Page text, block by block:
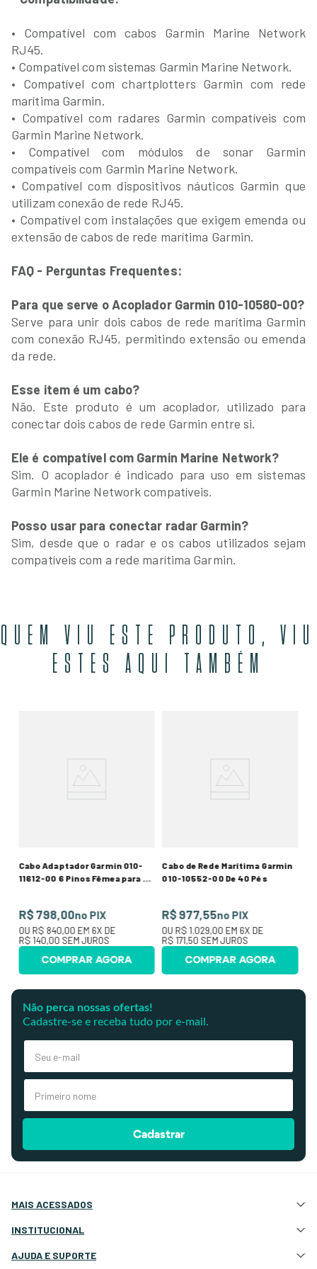
• Compatível com cabos Garmin Marine Network
RJ45.
• Compatível com sistemas Garmin Marine Network.
• Compatível com chartplotters Garmin com rede
marítima Garmin.
• Compatível com radares Garmin compatíveis com
Garmin Marine Network.
• Compatível com módulos de sonar Garmin
compatíveis com Garmin Marine Network.
• Compatível com dispositivos náuticos Garmin que
utilizam conexão de rede RJ45.
• Compatível com instalações que exigem emenda ou
extensão de cabos de rede marítima Garmin.
FAQ - Perguntas Frequentes:
Para que serve o Acoplador Garmin 010-10580-00?
Serve para unir dois cabos de rede marítima Garmin
com conexão RJ45, permitindo extensão ou emenda
da rede.
Esse item é um cabo?
Não. Este produto é um acoplador, utilizado para
conectar dois cabos de rede Garmin entre si.
Ele é compatível com Garmin Marine Network?
Sim. O acoplador é indicado para uso em sistemas
Garmin Marine Network compatíveis.
Posso usar para conectar radar Garmin?
Sim, desde que o radar e os cabos utilizados sejam
compatíveis com a rede marítima Garmin.
QUEM VIU ESTE PRODUTO, VIU
ESTES AQUI TAMBÉM
Cabo Adaptador Garmin 010-
11612-00 6 Pinos Fêmea para 8
R$ 798,00no PIX
OU R$ 840,00 EM 6X DE
R$ 140,00 SEM JUROS
COMPRAR AGORA
Cabo de Rede Marítima Garmin
010-10552-00 De 40 Pés
R$ 977,55no PIX
OU R$ 1.029,00 EM 6X DE
R$ 171,50 SEM JUROS
COMPRAR AGORA
Não perca nossas ofertas!
Cadastre-se e receba tudo por e-mail.
Cadastrar
MAIS ACESSADOS
Atração e Ancoragem
Eletrônicos e Navegação
INSTITUCIONAL
Quem Somos
AJUDA E SUPORTE